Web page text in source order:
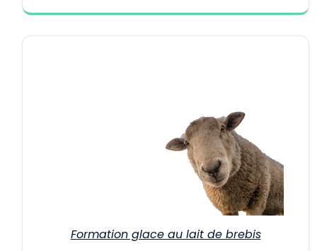
Formation glace au lait de brebis